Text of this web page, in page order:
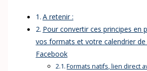
A retenir :
Pour convertir ces principes en
vos formats et votre calendrier
Facebook
Formats natifs, lien direct